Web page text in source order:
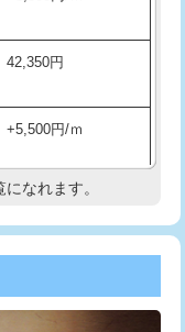
11,000円
33,000円
+8,800円
42,350円
+5,500円/ｍ
現地調査
なれます。